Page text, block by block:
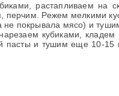
растапливаем на
Режем мелкими
не покрывала мясо) и
кубиками,
пасты и тушим еще 10-